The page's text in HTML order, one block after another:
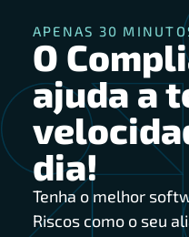
APENAS 30
O
ajuda a
dia!
Tenha o melhor
Riscos como o seu